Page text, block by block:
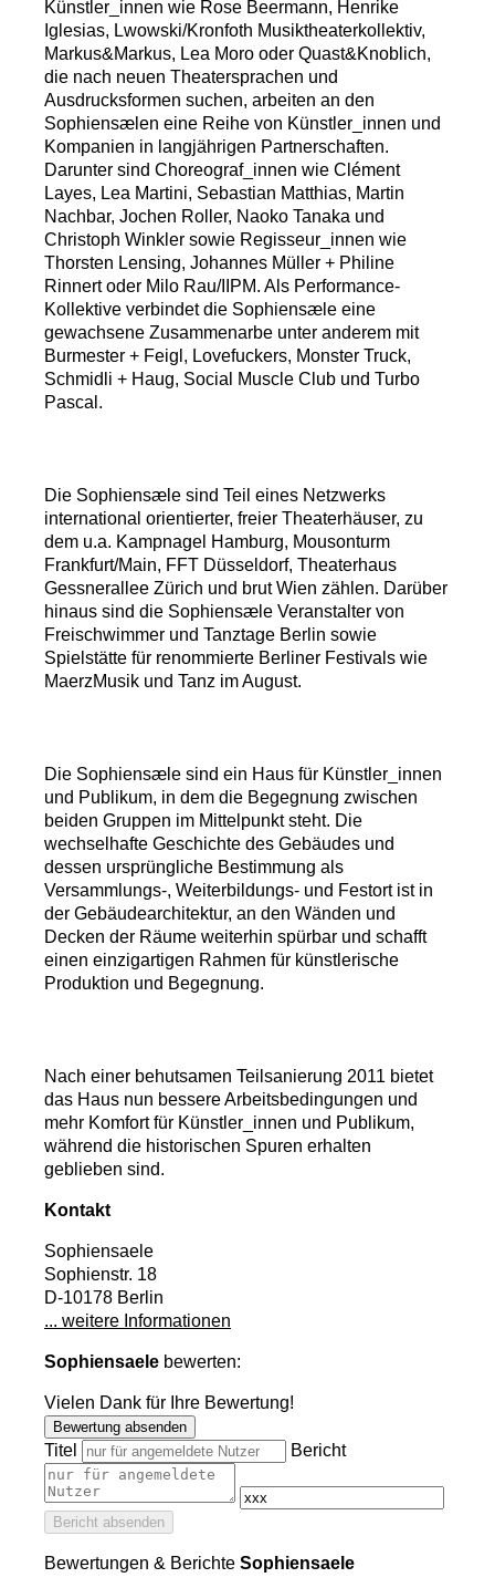
Künstler_innen wie Rose Beermann, Henrike
Iglesias, Lwowski/Kronfoth Musiktheaterkollektiv,
Markus&Markus, Lea Moro oder Quast&Knoblich,
die nach neuen Theatersprachen und
Ausdrucksformen suchen, arbeiten an den
Sophiensælen eine Reihe von Künstler_innen und
Kompanien in langjährigen Partnerschaften.
Darunter sind Choreograf_innen wie Clément
Layes, Lea Martini, Sebastian Matthias, Martin
Nachbar, Jochen Roller, Naoko Tanaka und
Christoph Winkler sowie Regisseur_innen wie
Thorsten Lensing, Johannes Müller + Philine
Rinnert oder Milo Rau/IIPM. Als Performance-
Kollektive verbindet die Sophiensæle eine
gewachsene Zusammenarbe unter anderem mit
Burmester + Feigl, Lovefuckers, Monster Truck,
Schmidli + Haug, Social Muscle Club und Turbo
Pascal.
Die Sophiensæle sind Teil eines Netzwerks
international orientierter, freier Theaterhäuser, zu
dem u.a. Kampnagel Hamburg, Mousonturm
Frankfurt/Main, FFT Düsseldorf, Theaterhaus
Gessnerallee Zürich und brut Wien zählen. Darüber
hinaus sind die Sophiensæle Veranstalter von
Freischwimmer und Tanztage Berlin sowie
Spielstätte für renommierte Berliner Festivals wie
MaerzMusik und Tanz im August.
Die Sophiensæle sind ein Haus für Künstler_innen
und Publikum, in dem die Begegnung zwischen
beiden Gruppen im Mittelpunkt steht. Die
wechselhafte Geschichte des Gebäudes und
dessen ursprüngliche Bestimmung als
Versammlungs-, Weiterbildungs- und Festort ist in
der Gebäudearchitektur, an den Wänden und
Decken der Räume weiterhin spürbar und schafft
einen einzigartigen Rahmen für künstlerische
Produktion und Begegnung.
Nach einer behutsamen Teilsanierung 2011 bietet
das Haus nun bessere Arbeitsbedingungen und
mehr Komfort für Künstler_innen und Publikum,
während die historischen Spuren erhalten
geblieben sind.
Kontakt
Sophiensaele
Sophienstr. 18
D-10178 Berlin
... weitere Informationen
Sophiensaele bewerten:
Vielen Dank für Ihre Bewertung!
Bewertung absenden
Titel Bericht
Bericht absenden
Bewertungen & Berichte Sophiensaele